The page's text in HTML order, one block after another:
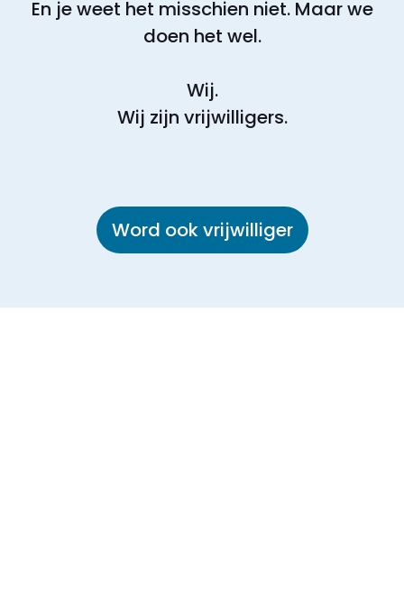
En je weet het misschien niet. Maar we
doen het wel.
Wij.
Wij zijn vrijwilligers.
Word ook vrijwilliger